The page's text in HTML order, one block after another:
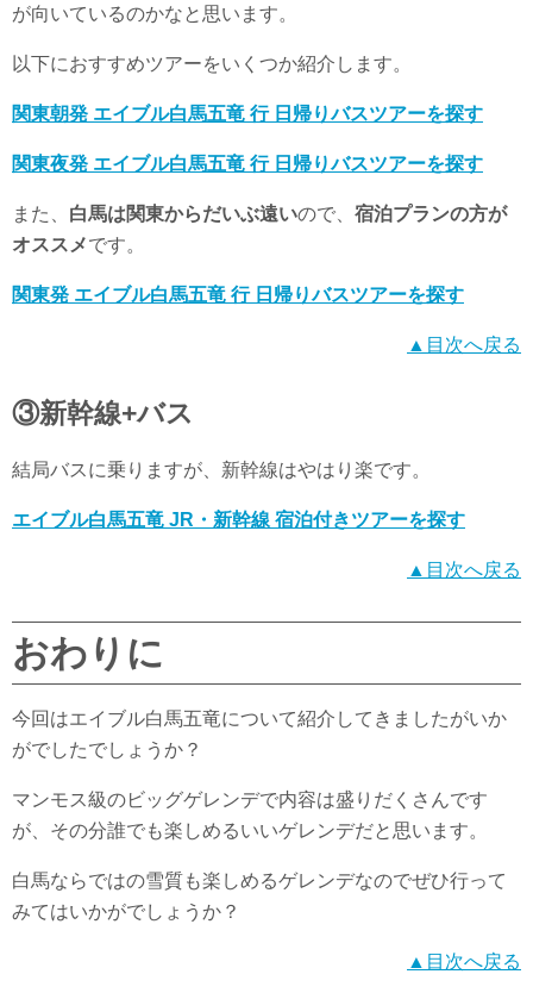
が向いているのかなと思います。
以下におすすめツアーをいくつか紹介します。
関東朝発 エイブル白馬五竜 行 日帰りバスツアーを探す
関東夜発 エイブル白馬五竜 行 日帰りバスツアーを探す
また、 白馬は関東からだいぶ遠いので、 宿泊プランの方が
オススメです。
関東発 エイブル白馬五竜 行 日帰りバスツアーを探す
▲目次へ戻る
③新幹線+バス
結局バスに乗りますが、新幹線はやはり楽です。
エイブル白馬五竜 JR・新幹線 宿泊付きツアーを探す
▲目次へ戻る
おわりに
今回はエイブル白馬五竜について紹介してきましたがいか
がでしたでしょうか？
マンモス級のビッグゲレンデで内容は盛りだくさんです
が、その分誰でも楽しめるいいゲレンデだと思います。
白馬ならではの雪質も楽しめるゲレンデなのでぜひ行って
みてはいかがでしょうか？
▲目次へ戻る